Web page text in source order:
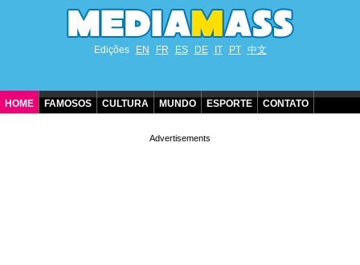
Edições EN FR ES DE IT PT 中文
HOME FAMOSOS CULTURA MUNDO ESPORTE CONTATO